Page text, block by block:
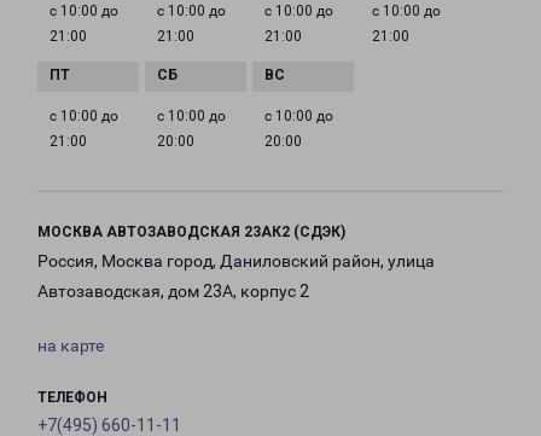
с 10:00 до
21:00
с 10:00 до
21:00
с 10:00 до
21:00
с 10:00 до
21:00
с 10:00 до
21:00
с 10:00 до
20:00
с 10:00 до
20:00
МОСКВА АВТОЗАВОДСКАЯ 23АК2 (СДЭК)
Россия, Москва город, Даниловский район, улица
Автозаводская, дом 23А, корпус 2
на карте
ТЕЛЕФОН
+7(495) 660-11-11